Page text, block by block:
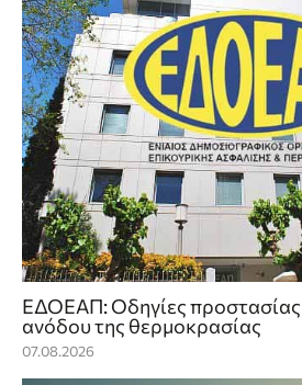
ΕΔΟΕΑΠ: Οδηγίες προστασίας
ανόδου της θερμοκρασίας
07.08.2026